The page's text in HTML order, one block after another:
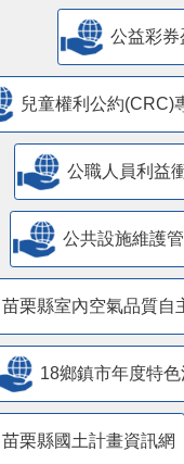
公益彩券
兒童權利公約(CRC)
公職人員利益
公共設施維護
苗栗縣室內空氣品質自
18鄉鎮市年度特
苗栗縣國土計畫資訊網